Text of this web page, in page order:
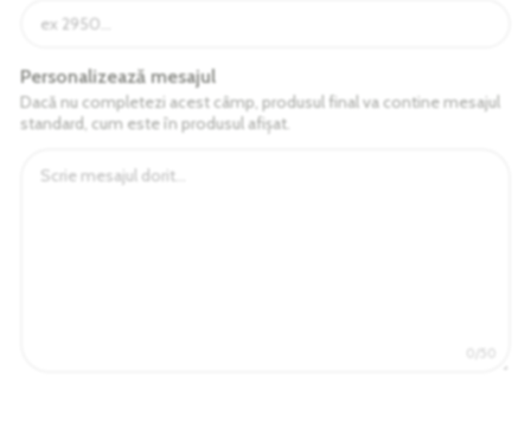
Personalizează mesajul
Dacă nu completezi acest câmp, produsul final va contine mesajul
standard, cum este în produsul afișat.